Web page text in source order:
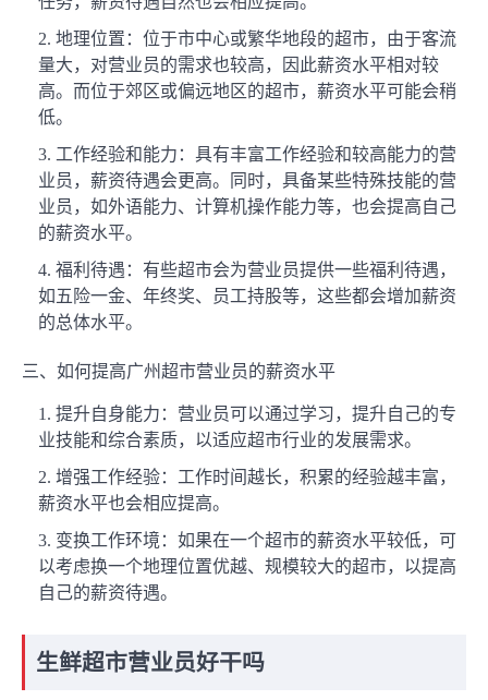
地理位置：位于市中心或繁华地段的超市，由于客流
量大，对营业员的需求也较高，因此薪资水平相对较
高。而位于郊区或偏远地区的超市，薪资水平可能会稍
低。
工作经验和能力：具有丰富工作经验和较高能力的营
业员，薪资待遇会更高。同时，具备某些特殊技能的营
业员，如外语能力、计算机操作能力等，也会提高自己
的薪资水平。
福利待遇：有些超市会为营业员提供一些福利待遇，
如五险一金、年终奖、员工持股等，这些都会增加薪资
的总体水平。
三、如何提高广州超市营业员的薪资水平
提升自身能力：营业员可以通过学习，提升自己的专
业技能和综合素质，以适应超市行业的发展需求。
增强工作经验：工作时间越长，积累的经验越丰富，
薪资水平也会相应提高。
变换工作环境：如果在一个超市的薪资水平较低，可
以考虑换一个地理位置优越、规模较大的超市，以提高
自己的薪资待遇。
生鲜超市营业员好干吗